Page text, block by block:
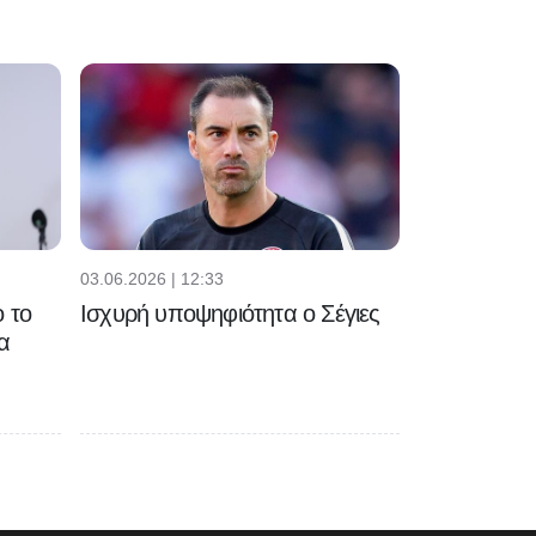
προετοιμασία
της αντρικής
ομάδας
το
03.06.2026 | 12:33
Ισχυρή υποψηφιότητα ο Σέγιες